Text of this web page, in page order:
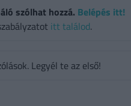
szólhat hozzá. Belépés itt!
itt találod.
Legyél te az első!